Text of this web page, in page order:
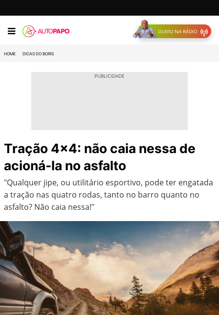
OUVIU NA RÁDIO
HOME DICAS DO BORIS
Tração 4×4: não caia nessa de
acioná-la no asfalto
"Qualquer jipe, ou utilitário esportivo, pode ter engatada
a tração nas quatro rodas, tanto no barro quanto no
asfalto? Não caia nessa!"